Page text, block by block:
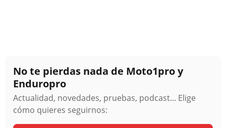
No te pierdas nada de Moto1pro y
Enduropro
Actualidad, novedades, pruebas, podcast... Elige
cómo quieres seguirnos: